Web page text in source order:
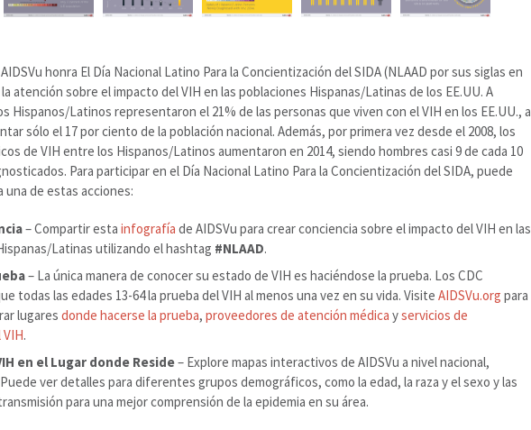
honra El Día Nacional Latino Para la Concientización del SIDA (NLAAD por sus siglas en
atención sobre el impacto del VIH en las poblaciones Hispanas/Latinas de los EE.UU. A
Hispanos/Latinos representaron el 21% de las personas que viven con el VIH en los EE.UU., a
sólo el 17 por ciento de la población nacional. Además, por primera vez desde el 2008, los
de VIH entre los Hispanos/Latinos aumentaron en 2014, siendo hombres casi 9 de cada 10
Para participar en el Día Nacional Latino Para la Concientización del SIDA, puede
de estas acciones:
– Compartir esta infografía de AIDSVu para crear conciencia sobre el impacto del VIH en las
Latinas utilizando el hashtag #NLAAD.
– La única manera de conocer su estado de VIH es haciéndose la prueba. Los CDC
todas las edades 13-64 la prueba del VIH al menos una vez en su vida. Visite AIDSVu.org para
lugares donde hacerse la prueba, proveedores de atención médica yservicios de
.
en el Lugar donde Reside– Explore mapas interactivos de AIDSVu a nivel nacional,
ver detalles para diferentes grupos demográficos, como la edad, la raza y el sexo y las
para una mejor comprensión de la epidemia en su área.